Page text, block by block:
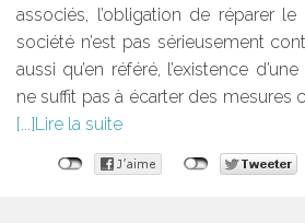
associés, l’obligation de réparer
société n’est pas sérieusement
aussi qu’en référé, l’existence
ne suffit pas à écarter des mesures
Lire la suite